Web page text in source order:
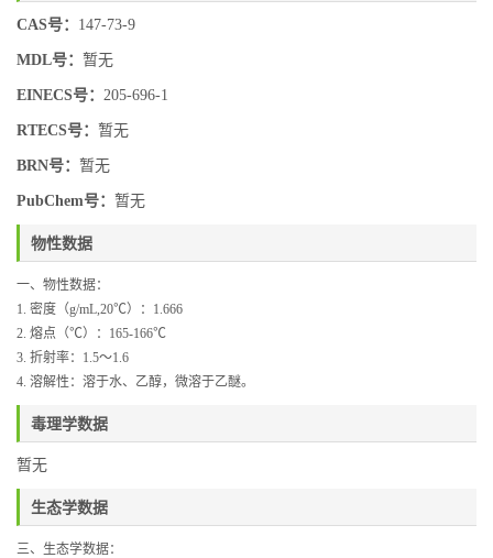
CAS号： 147-73-9
MDL号： 暂无
EINECS号： 205-696-1
RTECS号： 暂无
BRN号： 暂无
PubChem号： 暂无
物性数据
一、物性数据：
1. 密度（g/mL,20℃）： 1.666
2. 熔点（℃）： 165-166℃
3. 折射率： 1.5～1.6
4. 溶解性：溶于水、乙醇，微溶于乙醚。
毒理学数据
暂无
生态学数据
三、生态学数据：